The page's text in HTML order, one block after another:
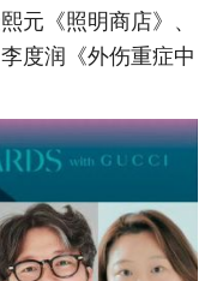
元《照明商店》、
度润《外伤重症中